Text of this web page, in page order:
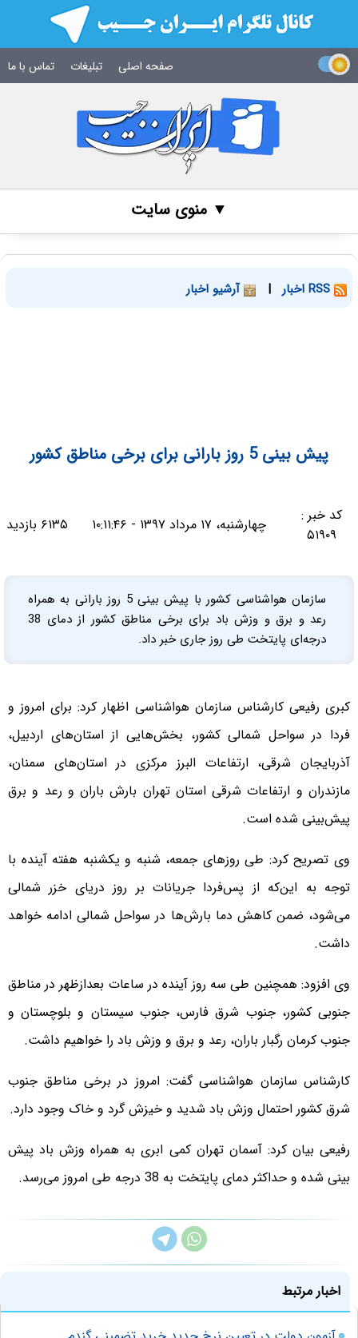
صفحه اصلی تبلیغات تماس با ما
▼ منوی سایت
| آرشیو اخبار
پیش بینی 5 روز بارانی برای برخی مناطق کشور
کد خبر :
۵۱۹۰۹
چهارشنبه، ۱۷ مرداد ۱۳۹۷ - ۱۰:۱۱:۴۶ ۶۱۳۵ بازدید
سازمان هواشناسی کشور با پیش بینی 5 روز بارانی به همراه
رعد و برق و وزش باد برای برخی مناطق کشور از دمای 38
درجه‌ای پایتخت طی روز جاری خبر داد.
کبری رفیعی کارشناس سازمان هواشناسی اظهار کرد: برای امروز و
فردا در سواحل شمالی کشور، بخش‌هایی از استان‌های اردبیل،
آذربایجان شرقی، ارتفاعات البرز مرکزی در استان‌های سمنان،
مازندران و ارتفاعات شرقی استان تهران بارش باران و رعد و برق
پیش‌بینی شده است.
وی تصریح کرد: طی روزهای جمعه، شنبه و یکشنبه هفته آینده با
توجه به این‌که از پس‌فردا جریانات بر روز دریای خزر شمالی
می‌شود،‌ ضمن کاهش دما بارش‌ها در سواحل شمالی ادامه خواهد
داشت.
وی افزود: همچنین طی سه روز آینده در ساعات بعدازظهر در مناطق
جنوبی کشور، جنوب شرق فارس، جنوب سیستان و بلوچستان و
جنوب کرمان رگبار باران، رعد و برق و وزش باد را خواهیم داشت.
کارشناس سازمان هواشناسی گفت: امروز در برخی مناطق جنوب
شرق کشور احتمال وزش باد شدید و خیزش گرد و خاک وجود دارد.
رفیعی بیان کرد: آسمان تهران کمی ابری به همراه وزش باد پیش
بینی شده و حداکثر دمای پایتخت به 38 درجه طی امروز می‌رسد.
اخبار مرتبط